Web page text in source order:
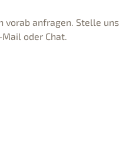
vorab anfragen. Stelle uns
oder Chat.